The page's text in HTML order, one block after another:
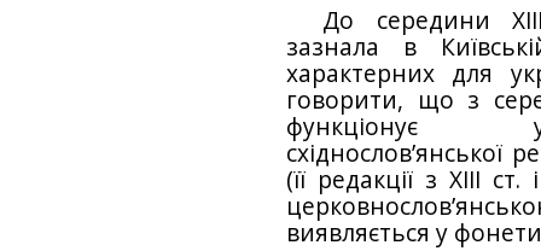
До середини
зазнала в
характерних для
говорити, що з
функціонує
східнослов’янської
(її редакції з XIII
виявляється у